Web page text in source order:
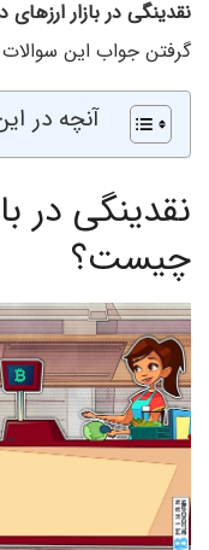
نقدینگی در بازار
گرفتن جواب این سوالات
آنچه در
نقدینگی در
چیست؟